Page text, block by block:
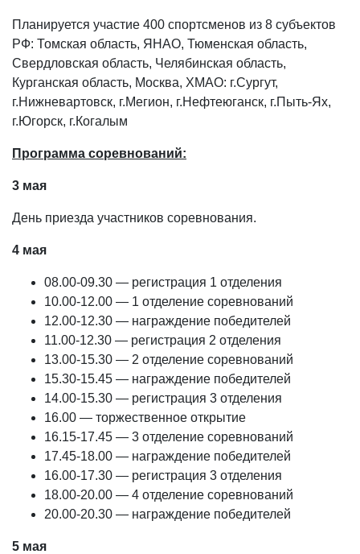
Планируется участие 400 спортсменов из 8 субъектов
РФ: Томская область, ЯНАО, Тюменская область,
Свердловская область, Челябинская область,
Курганская область, Москва, ХМАО: г.Сургут,
г.Нижневартовск, г.Мегион, г.Нефтеюганск, г.Пыть-Ях,
г.Югорск, г.Когалым
Программа соревнований:
3 мая
День приезда участников соревнования.
4 мая
08.00-09.30 — регистрация 1 отделения
10.00-12.00 — 1 отделение соревнований
12.00-12.30 — награждение победителей
11.00-12.30 — регистрация 2 отделения
13.00-15.30 — 2 отделение соревнований
15.30-15.45 — награждение победителей
14.00-15.30 — регистрация 3 отделения
16.00 — торжественное открытие
16.15-17.45 — 3 отделение соревнований
17.45-18.00 — награждение победителей
16.00-17.30 — регистрация 3 отделения
18.00-20.00 — 4 отделение соревнований
20.00-20.30 — награждение победителей
5 мая